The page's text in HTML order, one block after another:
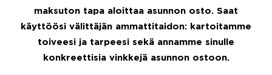
maksuton tapa aloittaa asunnon osto. Saat
käyttöösi välittäjän ammattitaidon: kartoitamme
toiveesi ja tarpeesi sekä annamme sinulle
konkreettisia vinkkejä asunnon ostoon.